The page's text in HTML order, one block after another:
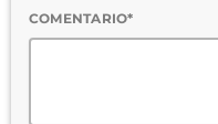
COMENTARIO*